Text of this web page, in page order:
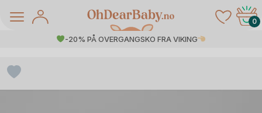
0
-20% PÅ OVERGANGSKO FRA VIKING